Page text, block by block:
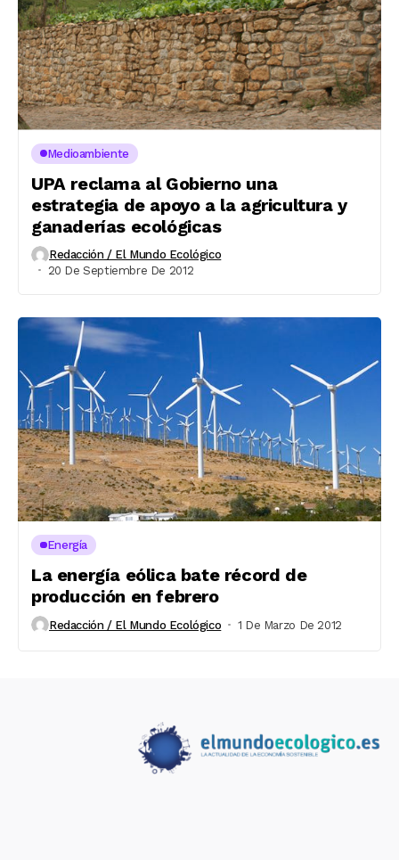
Medioambiente
UPA reclama al Gobierno una
estrategia de apoyo a la agricultura y
ganaderías ecológicas
Redacción / El Mundo Ecológico
20 De Septiembre De 2012
Energía
La energía eólica bate récord de
producción en febrero
Redacción / El Mundo Ecológico 1 De Marzo De 2012